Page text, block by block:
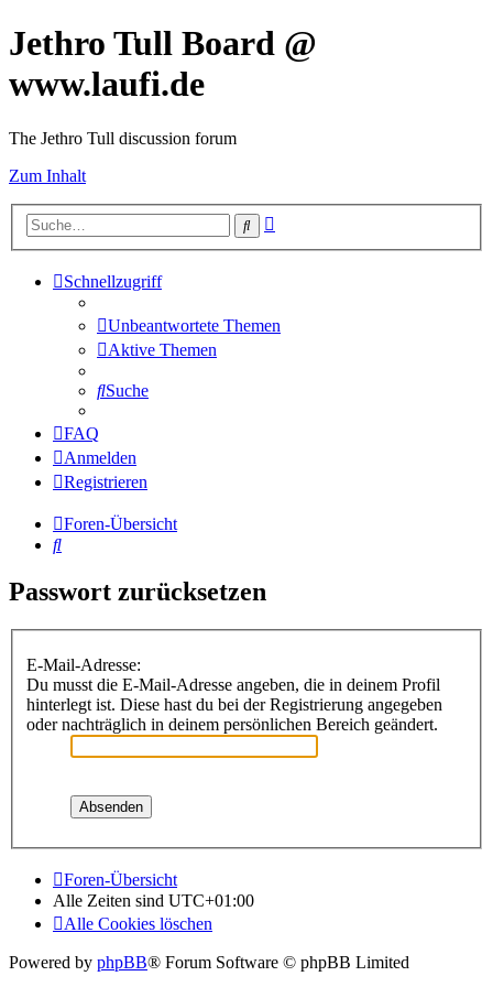
Jethro Tull Board @
www.laufi.de
The Jethro Tull discussion forum
Zum Inhalt
Suche
Schnellzugriff
Unbeantwortete Themen
Aktive Themen
Suche
FAQ
Anmelden
Registrieren
Foren-Übersicht
Suche
Passwort zurücksetzen
E-Mail-Adresse:
Du musst die E-Mail-Adresse angeben, die in deinem Profil
hinterlegt ist. Diese hast du bei der Registrierung angegeben
oder nachträglich in deinem persönlichen Bereich geändert.
Foren-Übersicht
Alle Zeiten sind UTC+01:00
Alle Cookies löschen
Powered by phpBB® Forum Software © phpBB Limited